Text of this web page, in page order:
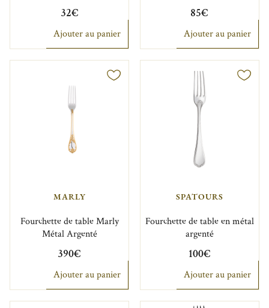
32€
Ajouter au panier
85€
Ajouter au panier
MARLY
Fourchette de table Marly
Métal Argenté
390€
Ajouter au panier
SPATOURS
Fourchette de table en métal
argenté
100€
Ajouter au panier